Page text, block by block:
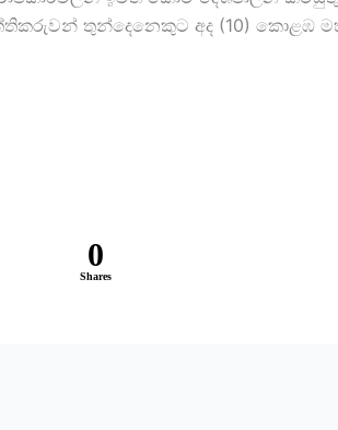
තුන්දෙනෙකුට අද (10) කොළඹ
0
Shares